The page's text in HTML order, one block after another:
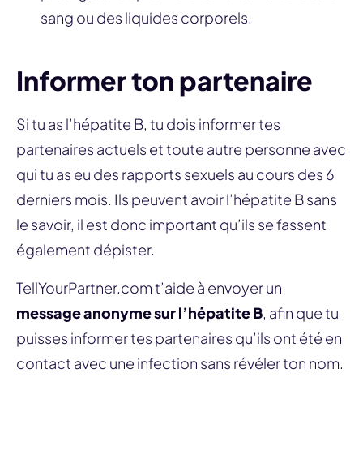
sang ou des liquides corporels.
Informer ton partenaire
Si tu as l’hépatite B, tu dois informer tes
partenaires actuels et toute autre personne avec
qui tu as eu des rapports sexuels au cours des 6
derniers mois. Ils peuvent avoir l’hépatite B sans
le savoir, il est donc important qu’ils se fassent
également dépister.
TellYourPartner.com t’aide à envoyer un
message anonyme sur l’hépatite B, afin que tu
puisses informer tes partenaires qu’ils ont été en
contact avec une infection sans révéler ton nom.